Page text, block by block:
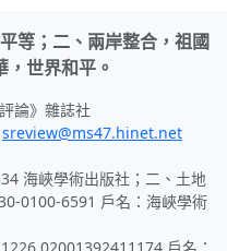
等；二、兩岸整合，祖國
世界和平。
論》雜誌社
sreview@ms47.hinet.net
海峽學術出版社；二、土地
0100-6591 戶名：海峽學術